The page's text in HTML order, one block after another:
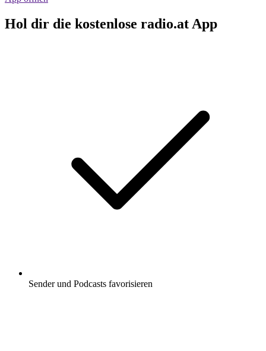
Hol dir die kostenlose radio.at App
Sender und Podcasts favorisieren